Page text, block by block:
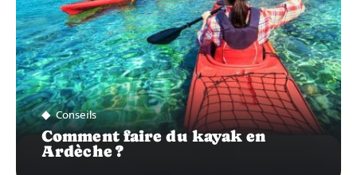
Conseils
Comment faire du kayak en
Ardèche ?